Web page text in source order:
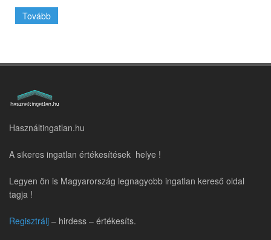
Tovább
Használtingatlan.hu
A sikeres ingatlan értékesítések helye !
Legyen ön is Magyarország legnagyobb ingatlan kereső oldal
tagja !
Regisztrálj – hirdess – értékesíts.